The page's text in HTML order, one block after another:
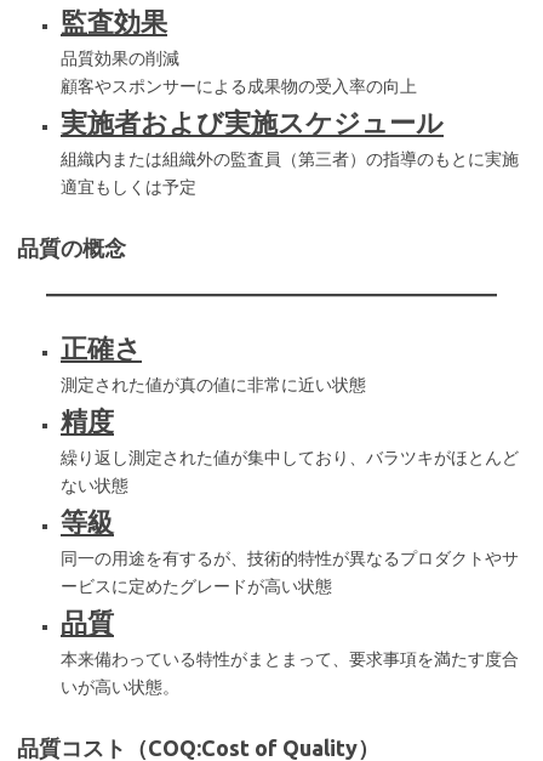
監査効果
品質効果の削減
顧客やスポンサーによる成果物の受入率の向上
実施者および実施スケジュール
組織内または組織外の監査員（第三者）の指導のもとに実施
適宜もしくは予定
品質の概念
正確さ
測定された値が真の値に非常に近い状態
精度
繰り返し測定された値が集中しており、バラツキがほとんど
ない状態
等級
同一の用途を有するが、技術的特性が異なるプロダクトやサ
ービスに定めたグレードが高い状態
品質
本来備わっている特性がまとまって、要求事項を満たす度合
いが高い状態。
品質コスト（COQ:Cost of Quality）